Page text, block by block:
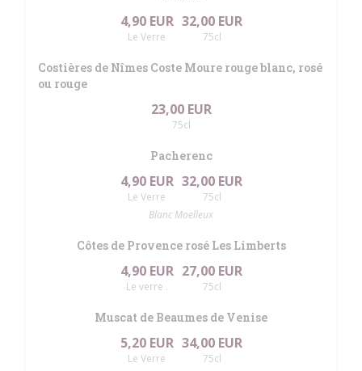
4,90 EUR
Le Verre
32,00 EUR
75cl
Costières de Nîmes Coste Moure rouge blanc, rosé
ou rouge
23,00 EUR
75cl
Pacherenc
4,90 EUR
Le Verre
32,00 EUR
75cl
Blanc Moelleux
Côtes de Provence rosé Les Limberts
4,90 EUR
Le verre .
27,00 EUR
75cl
Muscat de Beaumes de Venise
5,20 EUR
Le Verre
34,00 EUR
75cl